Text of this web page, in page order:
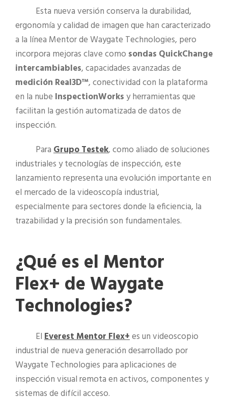
Esta nueva versión conserva la durabilidad,
ergonomía y calidad de imagen que han caracterizado
a la línea Mentor de Waygate Technologies, pero
incorpora mejoras clave como sondas QuickChange
intercambiables, capacidades avanzadas de
medición Real3D™, conectividad con la plataforma
en la nube InspectionWorksy herramientas que
facilitan la gestión automatizada de datos de
inspección.
ParaGrupo Testek, como aliado de soluciones
industriales y tecnologías de inspección, este
lanzamiento representa una evolución importante en
el mercado de la videoscopía industrial,
especialmente para sectores donde la eficiencia, la
trazabilidad y la precisión son fundamentales.
¿Qué es el Mentor
Flex+ de Waygate
Technologies?
ElEverest Mentor Flex+es un videoscopio
industrial de nueva generación desarrollado por
Waygate Technologies para aplicaciones de
inspección visual remota en activos, componentes y
sistemas de difícil acceso.